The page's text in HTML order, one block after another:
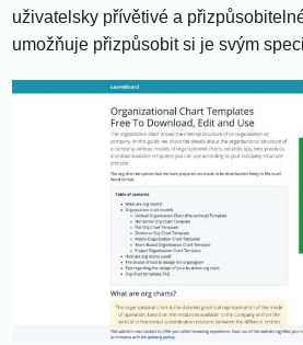
uživatelsky přívětivé a
umožňuje přizpůsobit si je svým